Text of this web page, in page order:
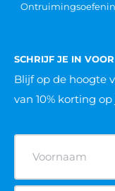
SCHRIJF JE IN
Blijf op de hoogte
van 10% korting
(Vereist)